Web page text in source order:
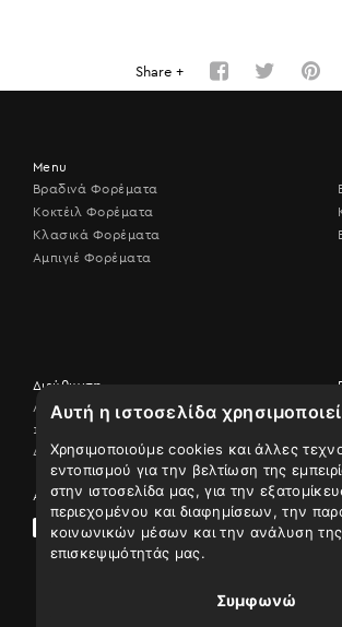
Αυτή η ιστοσελίδα
Χρησιμοποιούμε cookies και άλλες
εντοπισμού για την βελτίωση της
στην ιστοσελίδα μας, για την
περιεχομένου και διαφημίσεων, την
κοινωνικών μέσων και την ανάλυση της
επισκεψιμότητάς μας.
Συμφωνώ
Share +
Menu
Βραδινά Φορέματα
Κοκτέιλ Φορέματα
Κλασικά Φορέματα
Αμπιγιέ Φορέματα
Διεύθυνση
Λεωφ. Βουλιαγμένης 506,
17456 Άλιμος
Δείτε τον χάρτη
Ακολουθήστε μας